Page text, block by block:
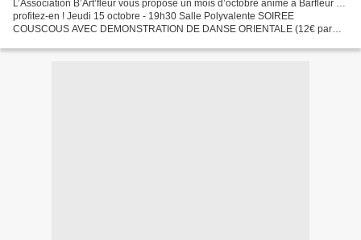
L’Association B’Art’fleur vous propose un mois d’octobre animé à Barfleur …
profitez-en ! Jeudi 15 octobre - 19h30 Salle Polyvalente SOIREE
COUSCOUS AVEC DEMONSTRATION DE DANSE ORIENTALE (12€ par